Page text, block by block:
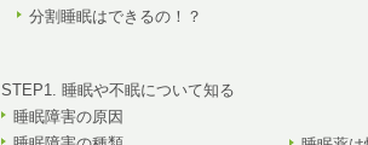
分割睡眠はできるの！？
STEP1. 睡眠や不眠について知る
睡眠障害の原因